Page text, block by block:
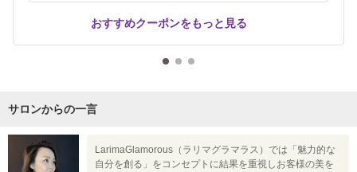
おすすめクーポンをもっと見る
サロンからの一言
LarimaGlamorous（ラリマグラマラス）では「魅力的な
自分を創る」をコンセプトに結果を重視しお客様の美を